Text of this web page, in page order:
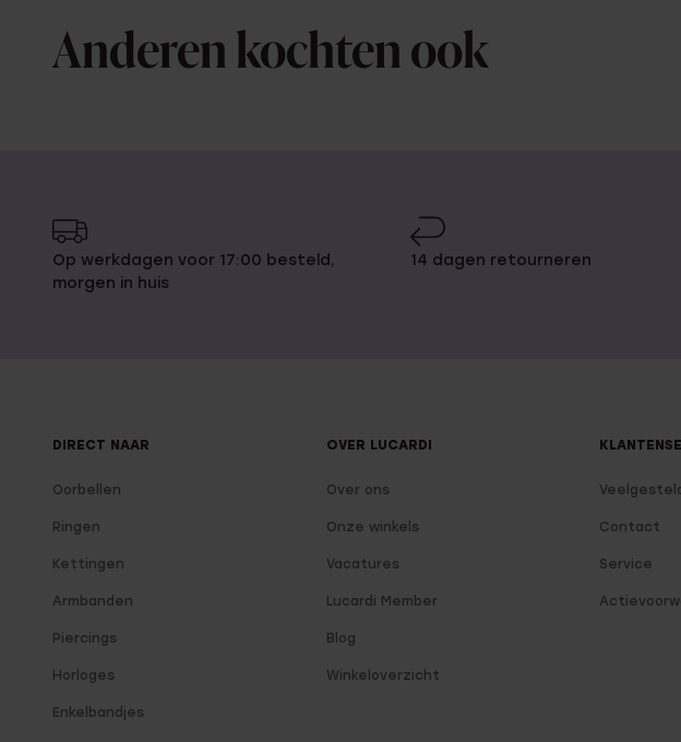
Anderen kochten ook
Op werkdagen voor 17:00 besteld,
morgen in huis
14 dagen retourneren
DIRECT NAAR
Oorbellen
Ringen
Kettingen
Armbanden
Piercings
Horloges
Enkelbandjes
OVER LUCARDI
Over ons
Onze winkels
Vacatures
Lucardi Member
Blog
Winkeloverzicht
Contact
Service